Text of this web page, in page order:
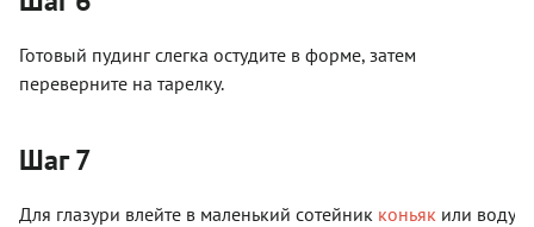
Готовый пудинг слегка остудите в форме, затем
переверните на тарелку.
Шаг 7
Для глазури влейте в маленький сотейник коньяк или воду